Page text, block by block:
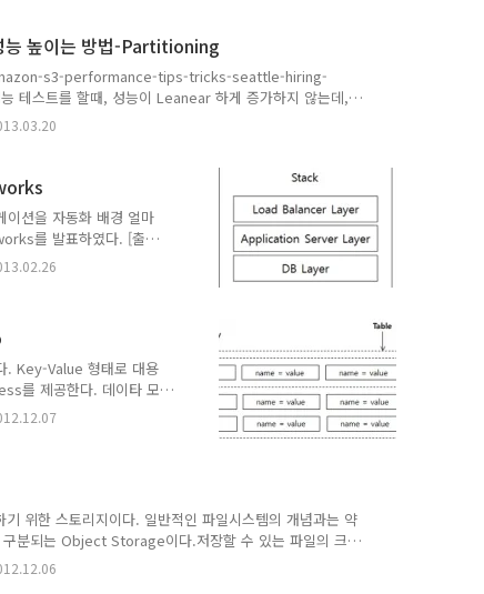
겠지만, ELB의 DNS 주소
는 multiple zone을 지원
높이는 방법-Partitioning
s3-performance-tips-tricks-seattle-hiring-
테스트를 할때, 성능이 Leanear 하게 증가하지 않는데,
S3는 내부적으로 여러개의 파일을 저정하기 위해서 물리
할 하는 로직을 파일명을 가지고 해쉬를 사용한다. 그래
S3는 파일명을 가지고 hashing을 하여 ..
션을 자동화 배경 얼마
를 발표하였다. [출
아니라, 서버 시스템
어 설치와, 애플리케이션
역시 훨씬 더 복잡해 졌
겼는데, 이를
이..
. Key-Value 형태로 대용
를 제공한다. 데이타 모
이블 구조와 유사하지
이블이라는 개념을 가지
서 구분된다. RDBMS와
니라, 각 row 마다 다른
위한 스토리지이다. 일반적인 파일시스템의 개념과는 약
분되는 Object Storage이다.저장할 수 있는 파일의 크
다. 디렉토리와 비슷한 개념으로, bucket이라는 개념을
등은 사용할 수 없으며, REST/HTTP 기반의 프로토콜